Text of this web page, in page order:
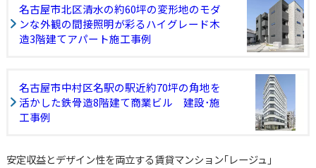
名古屋市北区清水の約60坪の変形地のモダ
ンな外観の間接照明が彩るハイグレード木
造3階建てアパート施工事例
名古屋市中村区名駅の駅近約70坪の角地を
活かした鉄骨造8階建て商業ビル 建設･施
工事例
安定収益とデザイン性を両立する賃貸マンション｢レージュ｣